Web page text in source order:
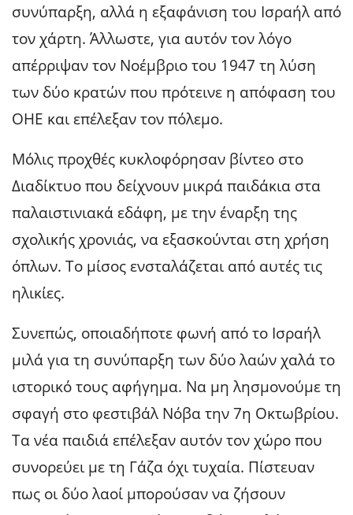
συνύπαρξη, αλλά η εξαφάνιση του Ισραήλ από
τον χάρτη. Άλλωστε, για αυτόν τον λόγο
απέρριψαν τον Νοέμβριο του 1947 τη λύση
των δύο κρατών που πρότεινε η απόφαση του
ΟΗΕ και επέλεξαν τον πόλεμο.
Μόλις προχθές κυκλοφόρησαν βίντεο στο
Διαδίκτυο που δείχνουν μικρά παιδάκια στα
παλαιστινιακά εδάφη, με την έναρξη της
σχολικής χρονιάς, να εξασκούνται στη χρήση
όπλων. Το μίσος ενσταλάζεται από αυτές τις
ηλικίες.
Συνεπώς, οποιαδήποτε φωνή από το Ισραήλ
μιλά για τη συνύπαρξη των δύο λαών χαλά το
ιστορικό τους αφήγημα. Να μη λησμονούμε τη
σφαγή στο φεστιβάλ Νόβα την 7η Οκτωβρίου.
Τα νέα παιδιά επέλεξαν αυτόν τον χώρο που
συνορεύει με τη Γάζα όχι τυχαία. Πίστευαν
πως οι δύο λαοί μπορούσαν να ζήσουν